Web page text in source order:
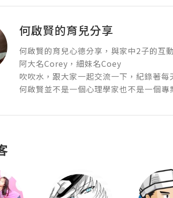
何啟賢的育兒分享
何啟賢的育兒心德分享，與家中2子的互
阿大名Corey，細妹名Coey
吹吹水，跟大家一起交流一下，紀錄著每
何啟賢並不是一個心理學家也不是一個